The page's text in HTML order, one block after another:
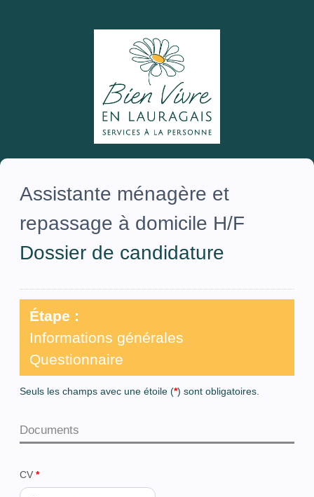
Assistante ménagère et
repassage à domicile H/F
Dossier de candidature
Étape :
Informations générales
Questionnaire
Seuls les champs avec une étoile (*) sont obligatoires.
Documents
CV *